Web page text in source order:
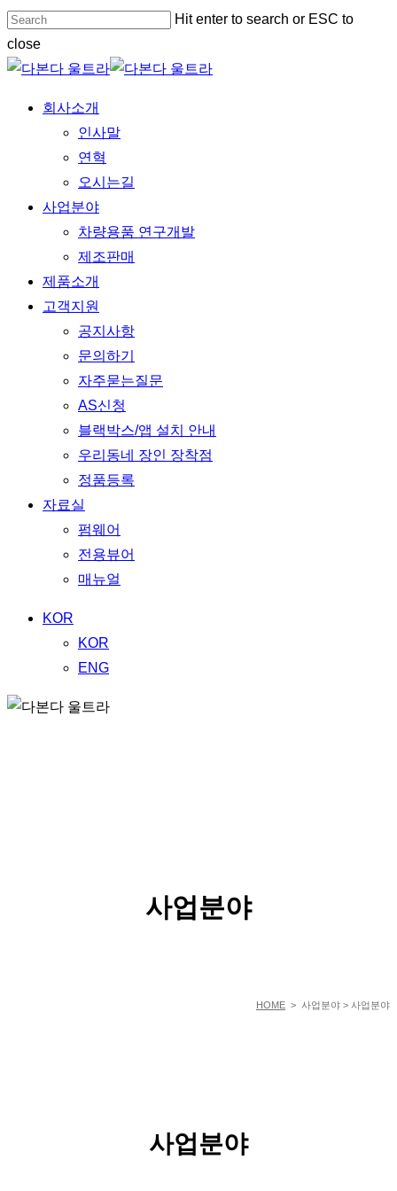
Skip
to
main
Hit enter to search or ESC to
close
Close
Menu
회사소개
인사말
연혁
오시는길
사업분야
차량용품 연구개발
제조판매
제품소개
고객지원
공지사항
문의하기
자주묻는질문
AS신청
블랙박스/앱 설치 안내
우리동네 장인 장착점
정품등록
자료실
펌웨어
전용뷰어
매뉴얼
KOR
KOR
ENG
사업분야
HOME > 사업분야 > 사업분야
사업분야